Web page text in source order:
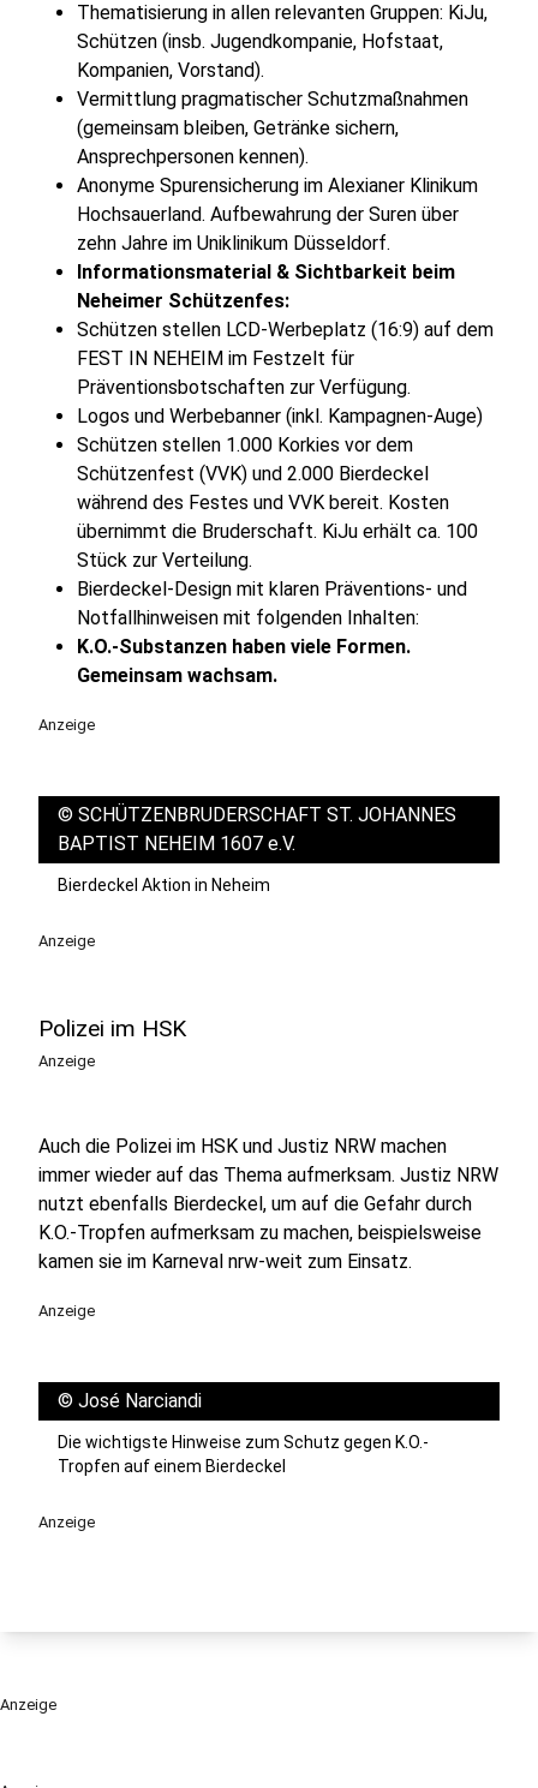
Thematisierung in allen relevanten Gruppen: KiJu,
Schützen (insb. Jugendkompanie, Hofstaat,
Kompanien, Vorstand).
Vermittlung pragmatischer Schutzmaßnahmen
(gemeinsam bleiben, Getränke sichern,
Ansprechpersonen kennen).
Anonyme Spurensicherung im Alexianer Klinikum
Hochsauerland. Aufbewahrung der Suren über
zehn Jahre im Uniklinikum Düsseldorf.
Informationsmaterial & Sichtbarkeit beim
Neheimer Schützenfes:
Schützen stellen LCD-Werbeplatz (16:9) auf dem
FEST IN NEHEIM im Festzelt für
Präventionsbotschaften zur Verfügung.
Logos und Werbebanner (inkl. Kampagnen-Auge)
Schützen stellen 1.000 Korkies vor dem
Schützenfest (VVK) und 2.000 Bierdeckel
während des Festes und VVK bereit. Kosten
übernimmt die Bruderschaft. KiJu erhält ca. 100
Stück zur Verteilung.
Bierdeckel-Design mit klaren Präventions- und
Notfallhinweisen mit folgenden Inhalten:
K.O.-Substanzen haben viele Formen.
Gemeinsam wachsam.
Anzeige
© SCHÜTZENBRUDERSCHAFT ST. JOHANNES
BAPTIST NEHEIM 1607 e.V.
Bierdeckel Aktion in Neheim
Anzeige
Polizei im HSK
Anzeige
Auch die Polizei im HSK und Justiz NRW machen
immer wieder auf das Thema aufmerksam. Justiz NRW
nutzt ebenfalls Bierdeckel, um auf die Gefahr durch
K.O.-Tropfen aufmerksam zu machen, beispielsweise
kamen sie im Karneval nrw-weit zum Einsatz.
Anzeige
© José Narciandi
Die wichtigste Hinweise zum Schutz gegen K.O.-
Tropfen auf einem Bierdeckel
Anzeige
Anzeige